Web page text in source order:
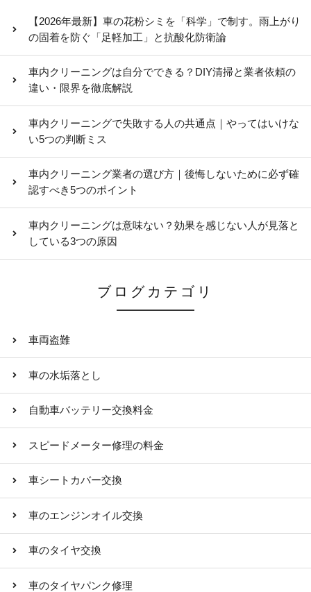
【2026年最新】車の花粉シミを「科学」で制す。雨上がり
の固着を防ぐ「足軽加工」と抗酸化防衛論
車内クリーニングは自分でできる？DIY清掃と業者依頼の
違い・限界を徹底解説
車内クリーニングで失敗する人の共通点｜やってはいけな
い5つの判断ミス
車内クリーニング業者の選び方｜後悔しないために必ず確
認すべき5つのポイント
車内クリーニングは意味ない？効果を感じない人が見落と
している3つの原因
ブログカテゴリ
車両盗難
車の水垢落とし
自動車バッテリー交換料金
スピードメーター修理の料金
車シートカバー交換
車のエンジンオイル交換
車のタイヤ交換
車のタイヤパンク修理